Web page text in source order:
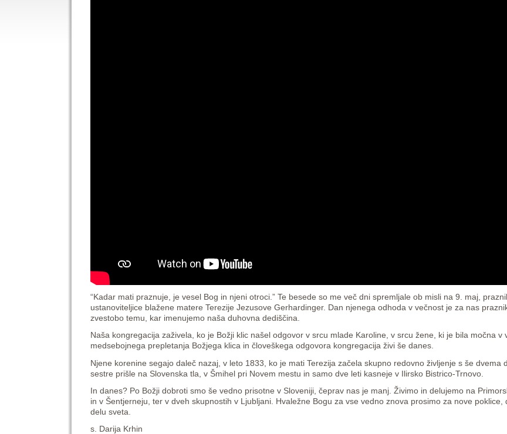
“Kadar mati praznuje, je vesel Bog in njeni otroci.” Te besede so me več dni spremljale ob misli na 9. maj,
ustanoviteljice blažene matere Terezije Jezusove Gerhardinger. Dan njenega odhoda v večnost je za nas
zvestobo temu, kar imenujemo naša duhovna dediščina.
Naša kongregacija zaživela, ko je Božji klic našel odgovor v srcu mlade Karoline, v srcu žene, ki je bila močna
medsebojnega prepletanja Božjega klica in človeškega odgovora kongregacija živi še danes.
Njene korenine segajo daleč nazaj, v leto 1833, ko je mati Terezija začela skupno redovno življenje s še dvema
sestre prišle na Slovenska tla, v Šmihel pri Novem mestu in samo dve leti kasneje v Ilirsko Bistrico-Trnovo.
In danes? Po Božji dobroti smo še vedno prisotne v Sloveniji, čeprav nas je manj. Živimo in delujemo na
in v Šentjerneju, ter v dveh skupnostih v Ljubljani. Hvaležne Bogu za vse vedno znova prosimo za nove
delu sveta.
s. Darija Krhin